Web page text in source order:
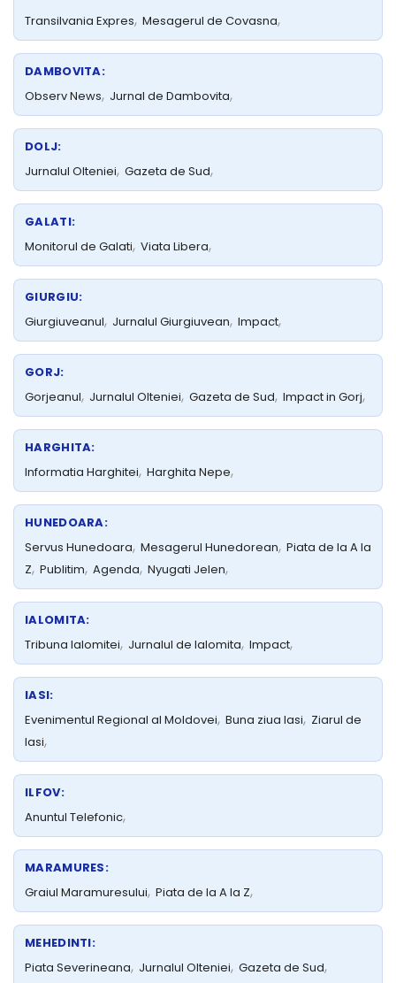
Transilvania Expres, Mesagerul de Covasna,
DAMBOVITA:
Observ News, Jurnal de Dambovita,
DOLJ:
Jurnalul Olteniei, Gazeta de Sud,
GALATI:
Monitorul de Galati, Viata Libera,
GIURGIU:
Giurgiuveanul, Jurnalul Giurgiuvean, Impact,
GORJ:
Gorjeanul, Jurnalul Olteniei, Gazeta de Sud, Impact in Gorj,
HARGHITA:
Informatia Harghitei, Harghita Nepe,
HUNEDOARA:
Servus Hunedoara, Mesagerul Hunedorean, Piata de la A la
Z, Publitim, Agenda, Nyugati Jelen,
IALOMITA:
Tribuna Ialomitei, Jurnalul de Ialomita, Impact,
IASI:
Evenimentul Regional al Moldovei, Buna ziua Iasi, Ziarul de
Iasi,
ILFOV:
Anuntul Telefonic,
MARAMURES:
Graiul Maramuresului, Piata de la A la Z,
MEHEDINTI:
Piata Severineana, Jurnalul Olteniei, Gazeta de Sud,